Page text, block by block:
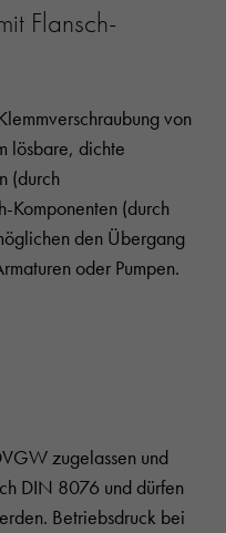
Flansch-
von
lösbare, dichte
(durch
Komponenten (durch
den Übergang
oder Pumpen.
zugelassen und
DIN 8076 und dürfen
Betriebsdruck bei